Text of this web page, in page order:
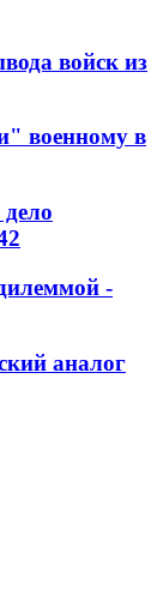
войск из
военному в
-
аналог